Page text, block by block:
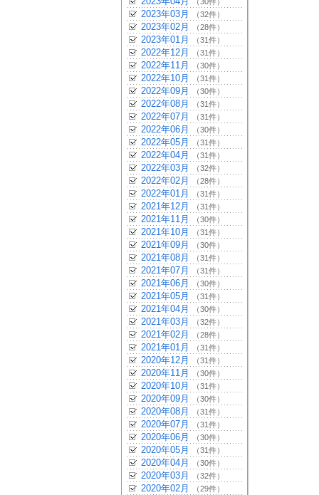
2023年03月 （32件）
2023年02月 （28件）
2023年01月 （31件）
2022年12月 （31件）
2022年11月 （30件）
2022年10月 （31件）
2022年09月 （30件）
2022年08月 （31件）
2022年07月 （31件）
2022年06月 （30件）
2022年05月 （31件）
2022年04月 （31件）
2022年03月 （32件）
2022年02月 （28件）
2022年01月 （31件）
2021年12月 （31件）
2021年11月 （30件）
2021年10月 （31件）
2021年09月 （30件）
2021年08月 （31件）
2021年07月 （31件）
2021年06月 （30件）
2021年05月 （31件）
2021年04月 （30件）
2021年03月 （32件）
2021年02月 （28件）
2021年01月 （31件）
2020年12月 （31件）
2020年11月 （30件）
2020年10月 （31件）
2020年09月 （30件）
2020年08月 （31件）
2020年07月 （31件）
2020年06月 （30件）
2020年05月 （31件）
2020年04月 （30件）
2020年03月 （32件）
2020年02月 （29件）